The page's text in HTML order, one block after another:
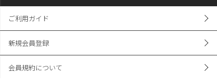
ご利用ガイド
新規会員登録
会員規約について